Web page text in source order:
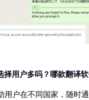
用户多吗？哪款翻译软
用户在不同国家，随时